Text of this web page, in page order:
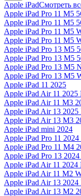
Apple iPadСмотреть
Apple iPad Pro 11 M5
Apple iPad Pro 11 M5
Apple iPad Pro 11 M5
Apple iPad Pro 11 M5
Apple iPad Pro 13 M5
Apple iPad Pro 13 M5
Apple iPad Pro 13 M5
Apple iPad Pro 13 M5
Apple iPad 11 2025
Apple iPad Air 11 2025
Apple iPad Air 11 M3
Apple iPad Air 13
Apple iPad Air 13 M3
Apple iPad mini 2024
Apple iPad Pro 11
Apple iPad Pro 11 M4
Apple iPad Pro 13
Apple iPad Air 11 2024
Apple iPad Air 11 M2
Apple iPad Air 13
Apple iPad Air 13 M2